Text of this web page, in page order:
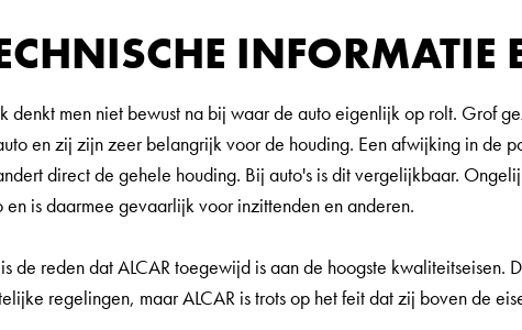
INFORMATIE
denkt men niet bewust na bij waar de auto eigenlijk op rolt. Grof
en zij zijn zeer belangrijk voor de houding. Een afwijking in de
direct de gehele houding. Bij auto's is dit vergelijkbaar.
en is daarmee gevaarlijk voor inzittenden en anderen.
de reden dat ALCAR toegewijd is aan de hoogste kwaliteitseisen.
regelingen, maar ALCAR is trots op het feit dat zij boven de